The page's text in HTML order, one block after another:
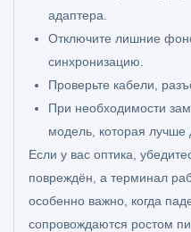
адаптера.
Отключите лишние
синхронизацию.
Проверьте кабели,
При необходимости
модель, которая лучше
Если у вас оптика,
повреждён, а терминал
особенно важно, когда
сопровождаются ростом